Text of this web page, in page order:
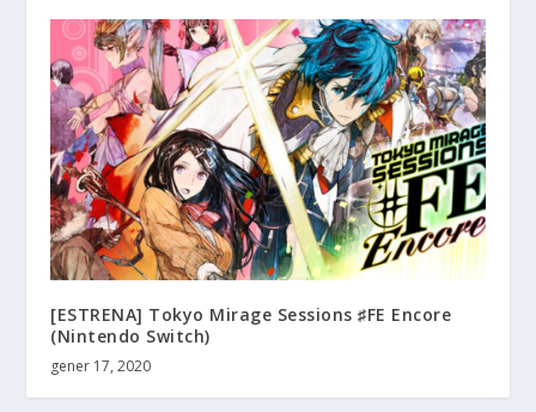
[ESTRENA] Tokyo Mirage Sessions ♯FE Encore
(Nintendo Switch)
gener 17, 2020